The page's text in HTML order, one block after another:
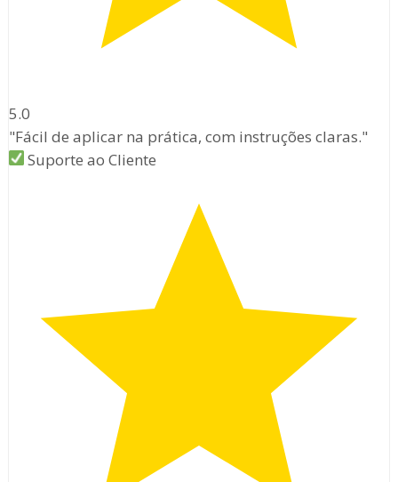
5.0
"Fácil de aplicar na prática, com instruções claras."
Suporte ao Cliente